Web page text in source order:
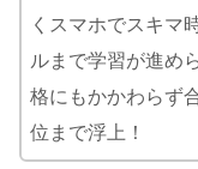
くスマホでスキマ
ルまで学習が進め
格にもかかわらず
位まで浮上！